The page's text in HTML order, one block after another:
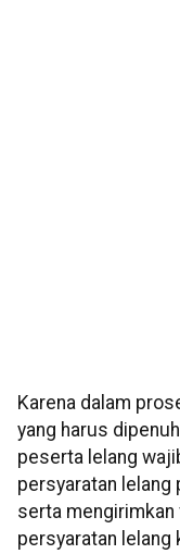
Karena dalam
yang harus
peserta lelang
persyaratan lelang
serta
persyaratan lelang